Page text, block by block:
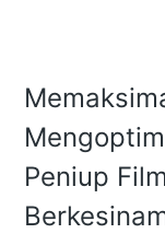
Peniup